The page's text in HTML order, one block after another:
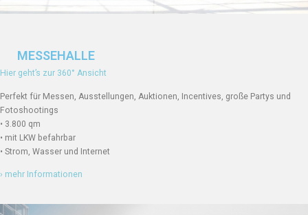
MESSEHALLE
Hier geht’s zur 360° Ansicht
Perfekt für Messen, Ausstellungen, Auktionen, Incentives, große Partys und
Fotoshootings
• 3.800 qm
• mit LKW befahrbar
• Strom, Wasser und Internet
› mehr Informationen